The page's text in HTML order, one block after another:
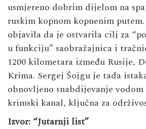
usmjereno dobrim dijelom na
ruskim kopnom kopnenim
objavila da je ostvarila cilj za
u funkciju” saobražajnica i
1200 kilometara između Rusije,
Krima. Sergej Šojgu je tada
obnovljeno snabdijevanje
krimski kanal, ključna za
Izvor: “Jutarnji list”